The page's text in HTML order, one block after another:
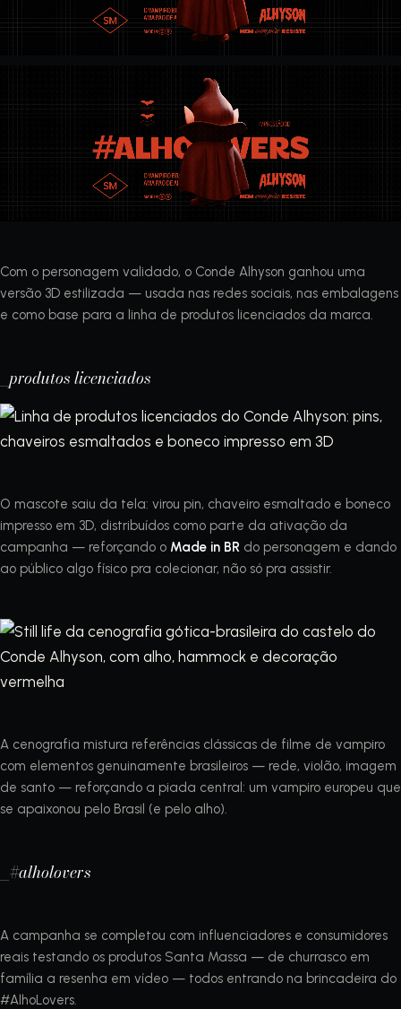
Com o personagem validado, o Conde Alhyson ganhou uma
versão 3D estilizada — usada nas redes sociais, nas embalagens
e como base para a linha de produtos licenciados da marca.
_produtos licenciados
O mascote saiu da tela: virou pin, chaveiro esmaltado e boneco
impresso em 3D, distribuídos como parte da ativação da
campanha — reforçando o Made in BR do personagem e dando
ao público algo físico pra colecionar, não só pra assistir.
A cenografia mistura referências clássicas de filme de vampiro
com elementos genuinamente brasileiros — rede, violão, imagem
de santo — reforçando a piada central: um vampiro europeu que
se apaixonou pelo Brasil (e pelo alho).
_#alholovers
A campanha se completou com influenciadores e consumidores
reais testando os produtos Santa Massa — de churrasco em
família a resenha em vídeo — todos entrando na brincadeira do
#AlhoLovers.